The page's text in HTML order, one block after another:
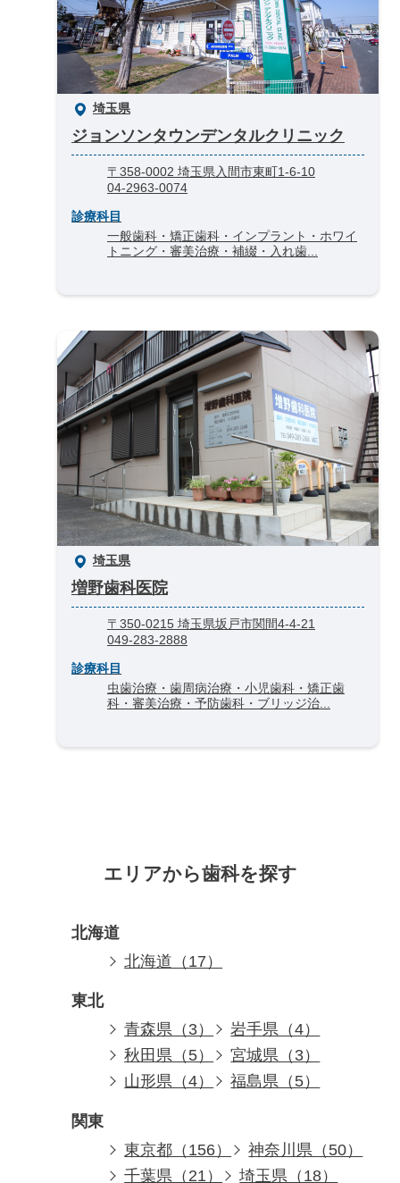
埼玉県
ジョンソンタウンデンタルクリニック
〒358-0002 埼玉県入間市東町1-6-10
04-2963-0074
診療科目
一般歯科・矯正歯科・インプラント・ホワイ
トニング・審美治療・補綴・入れ歯...
埼玉県
増野歯科医院
〒350-0215 埼玉県坂戸市関間4-4-21
049-283-2888
診療科目
虫歯治療・歯周病治療・小児歯科・矯正歯
科・審美治療・予防歯科・ブリッジ治...
エリアから歯科を探す
北海道
北海道（17）
東北
青森県（3）
岩手県（4）
秋田県（5）
宮城県（3）
山形県（4）
福島県（5）
関東
東京都（156）
神奈川県（50）
千葉県（21）
埼玉県（18）